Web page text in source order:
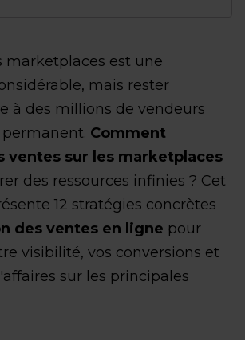
marketplaces est une
mais rester
à des millions de vendeurs
Comment
ventes sur les marketplaces
des ressources infinies ? Cet
12 stratégies concrètes
des ventes en ligne pour
visibilité, vos conversions et
sur les principales